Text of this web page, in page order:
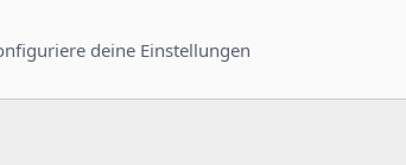
deine Einstellungen